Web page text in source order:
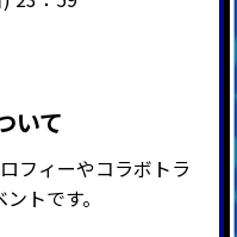
いて
フィーやコラボトラ
トです。